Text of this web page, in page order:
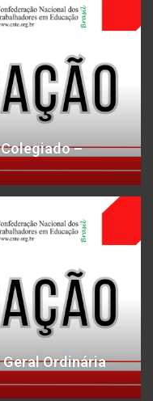
Colegiado –
Geral Ordinária